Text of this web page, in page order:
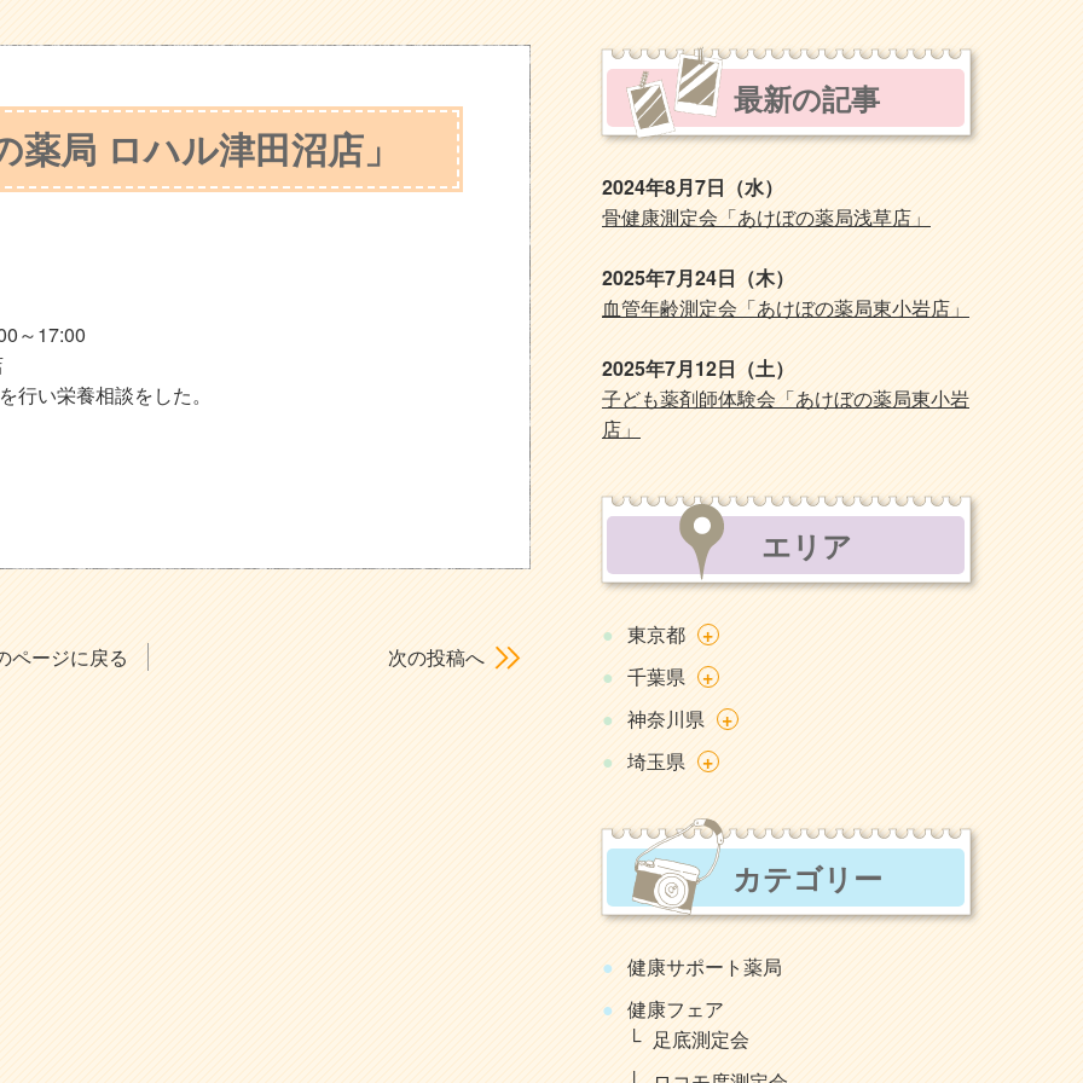
局 ロハル津田沼店」
～17:00
い栄養相談をした。
ページに戻る 次の投稿へ
最新の記事
2024年8月7日（水）
骨健康測定会「あけぼの薬局浅草店」
2025年7月24日（木）
血管年齢測定会「あけぼの薬局東小岩店」
2025年7月12日（土）
子ども薬剤師体験会「あけぼの薬局東小岩
店」
エリア
東京都
+
千葉県
+
神奈川県
+
埼玉県
+
カテゴリー
健康サポート薬局
健康フェア
足底測定会